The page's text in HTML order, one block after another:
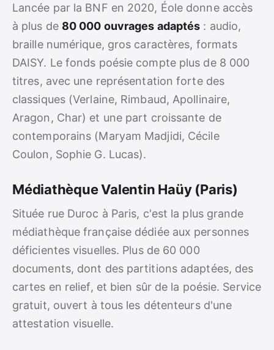
Lancée par la BNF en 2020, Éole donne accès
à plus de 80 000 ouvrages adaptés : audio,
braille numérique, gros caractères, formats
DAISY. Le fonds poésie compte plus de 8 000
titres, avec une représentation forte des
classiques (Verlaine, Rimbaud, Apollinaire,
Aragon, Char) et une part croissante de
contemporains (Maryam Madjidi, Cécile
Coulon, Sophie G. Lucas).
Médiathèque Valentin Haüy (Paris)
Située rue Duroc à Paris, c'est la plus grande
médiathèque française dédiée aux personnes
déficientes visuelles. Plus de 60 000
documents, dont des partitions adaptées, des
cartes en relief, et bien sûr de la poésie. Service
gratuit, ouvert à tous les détenteurs d'une
attestation visuelle.